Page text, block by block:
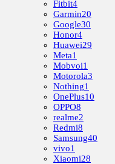
Fitbit4
Garmin20
Google30
Honor4
Huawei29
Meta1
Mobvoi1
Motorola3
Nothing1
OnePlus10
OPPO8
realme2
Redmi8
Samsung40
vivo1
Xiaomi28